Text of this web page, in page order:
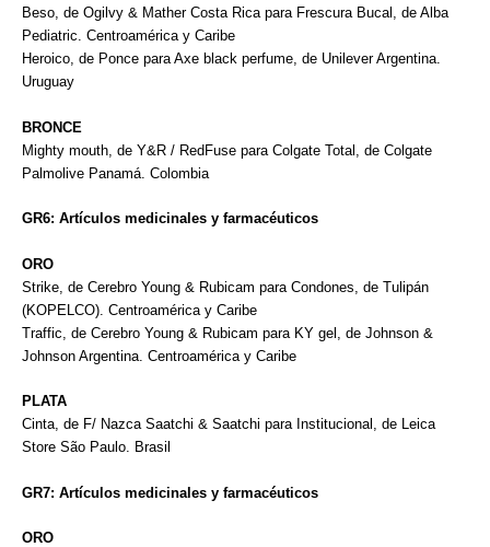
Beso, de Ogilvy & Mather Costa Rica para Frescura Bucal, de Alba
Pediatric. Centroamérica y Caribe
Heroico, de Ponce para Axe black perfume, de Unilever Argentina.
Uruguay
BRONCE
Mighty mouth, de Y&R / RedFuse para Colgate Total, de Colgate
Palmolive Panamá. Colombia
GR6: Artículos medicinales y farmacéuticos
ORO
Strike, de Cerebro Young & Rubicam para Condones, de Tulipán
(KOPELCO). Centroamérica y Caribe
Traffic, de Cerebro Young & Rubicam para KY gel, de Johnson &
Johnson Argentina. Centroamérica y Caribe
PLATA
Cinta, de F/ Nazca Saatchi & Saatchi para Institucional, de Leica
Store São Paulo. Brasil
GR7: Artículos medicinales y farmacéuticos
ORO